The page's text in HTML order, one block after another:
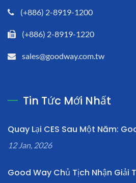
(+886) 2-8919-1200
(+886) 2-8919-1220
sales@goodway.com.tw
Tin Tức Mới Nhất
Quay Lại CES Sau Một Năm:
12 Jan, 2026
Good Way Chủ Tịch Nhận Giải